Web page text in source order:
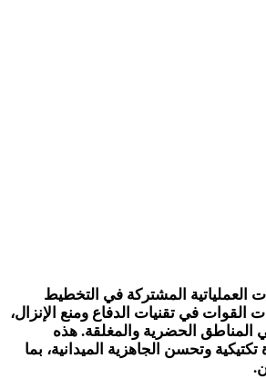
العملياتية المشتركة في التخطيط
القوات في تقنيات الدفاع ومنع الإنزال،
المناطق الحضرية والمغلقة. هذه
وتحسن الجاهزية الميدانية، بما